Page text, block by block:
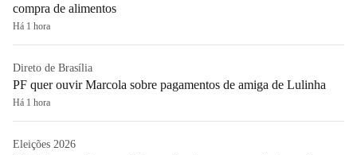
compra de alimentos
Há 1 hora
Direto de Brasília
PF quer ouvir Marcola sobre pagamentos de amiga de Lulinha
Há 1 hora
Eleições 2026